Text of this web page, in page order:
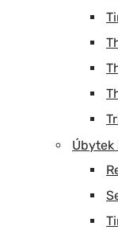
Úbytek